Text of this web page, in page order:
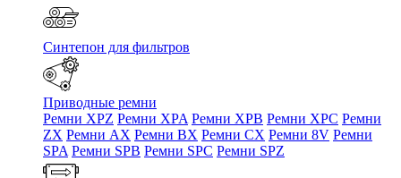
Синтепон для фильтров
Приводные ремни
Ремни XPZ Ремни XPA Ремни XPB Ремни XPC Ремни
ZX Ремни AX Ремни BX Ремни CX Ремни 8V Ремни
SPA Ремни SPB Ремни SPC Ремни SPZ